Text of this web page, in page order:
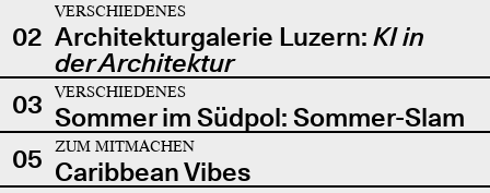
02
VERSCHIEDENES
Architekturgalerie Luzern: KI in
der Architektur
03
VERSCHIEDENES
Sommer im Südpol: Sommer-Slam
05
ZUM MITMACHEN
Caribbean Vibes